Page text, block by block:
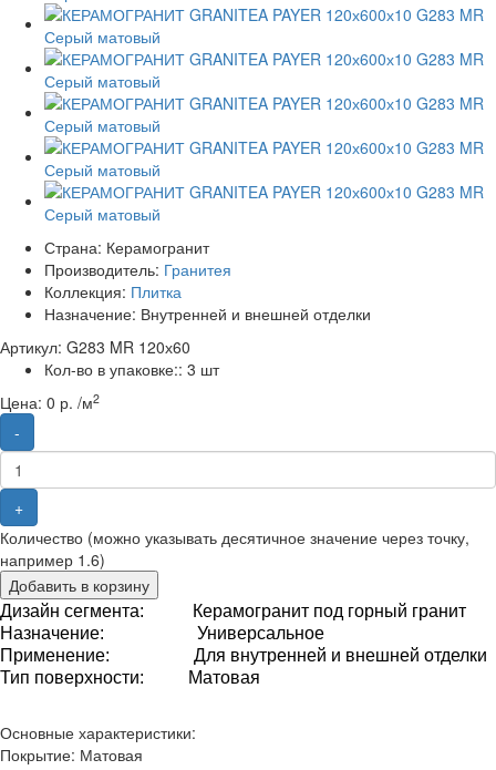
Страна: Керамогранит
Производитель: Гранитея
Коллекция: Плитка
Назначение: Внутренней и внешней отделки
Артикул: G283 MR 120х60
Кол-во в упаковке:: 3 шт
Цена: 0 р. /м2
-
+
Количество (можно указывать десятичное значение через точку,
например 1.6)
Добавить в корзину
Дизайн сегмента: Керамогранит под горный гранит
Назначение: Универсальное
Применение: Для внутренней и внешней отделки
Тип поверхности: Матовая
Основные характеристики:
Покрытие: Матовая